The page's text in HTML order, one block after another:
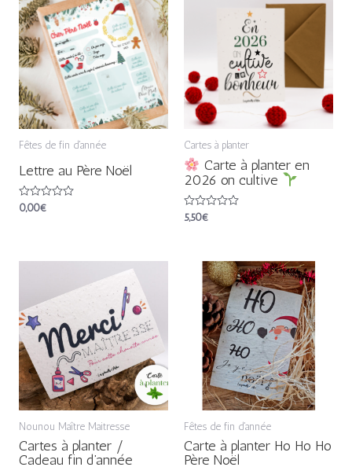
Fêtes de fin d'année
Lettre au Père Noël
Note
0,00€
Cartes à planter
Carte à planter en
2026 on cultive
Note
5,50€
Nounou Maître Maitresse
Cartes à planter /
Cadeau fin d’année
Fêtes de fin d'année
Carte à planter Ho Ho Ho
Père Noël